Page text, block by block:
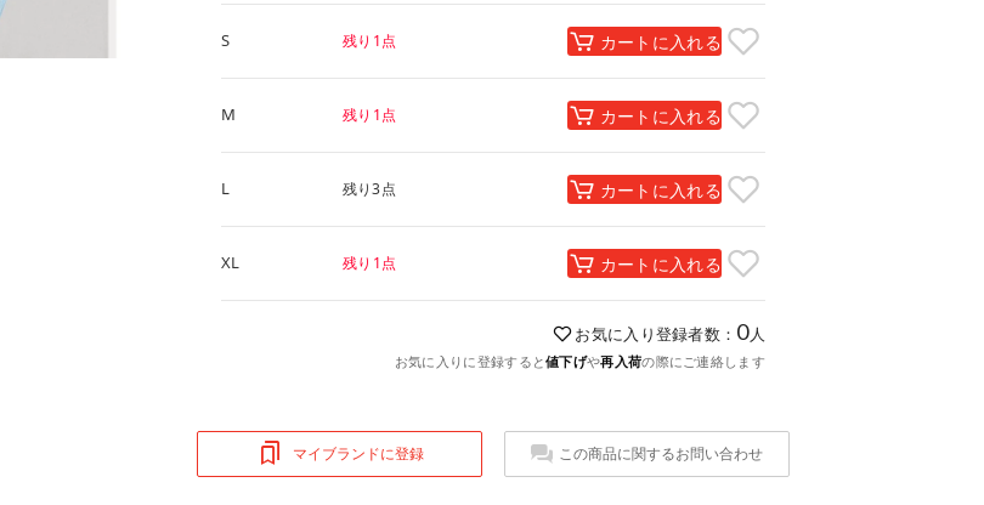
S 残り1点 カートに入れる
M 残り1点 カートに入れる
L 残り3点 カートに入れる
XL 残り1点 カートに入れる
お気に入り登録者数： 0人
お気に入りに登録すると値下げや再入荷の際にご連絡します
マイブランドに登録 この商品に関するお問い合わせ